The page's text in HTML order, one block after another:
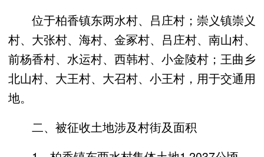
位于柏香镇东两水村、吕庄村；崇义镇崇义
村、大张村、海村、金冢村、吕庄村、南山村、
前杨香村、水运村、西韩村、小金陵村；王曲乡
北山村、大王村、大召村、小王村，用于交通用
地。
二、被征收土地涉及村街及面积